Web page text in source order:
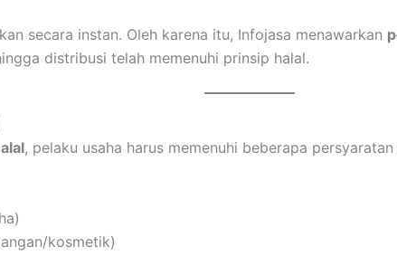
secara instan. Oleh karena itu, Infojasa menawarkan
distribusi telah memenuhi prinsip halal.
, pelaku usaha harus memenuhi beberapa
kosmetik)